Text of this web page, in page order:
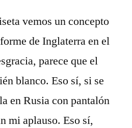
vemos un concepto
de Inglaterra en el
parece que el
blanco. Eso sí, si se
en Rusia con pantalón
mi aplauso. Eso sí,